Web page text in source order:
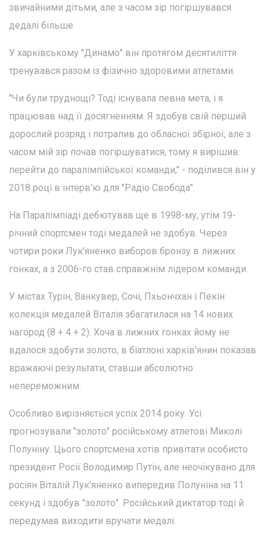
звичайними дітьми, але з часом зір погіршувався
дедалі більше.
У харківському "Динамо" він протягом десятиліття
тренувався разом із фізично здоровими атлетами.
"Чи були труднощі? Тоді існувала певна мета, і я
працював над її досягненням. Я здобув свій перший
дорослий розряд і потрапив до обласної збірної, але з
часом мій зір почав погіршуватися, тому я вирішив
перейти до паралімпійської команди," - поділився він у
2018 році в інтерв'ю для "Радіо Свобода".
На Паралімпіаді дебютував ще в 1998-му, утім 19-
річний спортсмен тоді медалей не здобув. Через
чотири роки Лук'яненко виборов бронзу в лижних
гонках, а з 2006-го став справжнім лідером команди.
У містах Турін, Ванкувер, Сочі, Пхьончхан і Пекін
колекція медалей Віталія збагатилася на 14 нових
нагород (8 + 4 + 2). Хоча в лижних гонках йому не
вдалося здобути золото, в біатлоні харків'янин показав
вражаючі результати, ставши абсолютно
непереможним.
Особливо вирізняється успіх 2014 року. Усі
прогнозували "золото" російському атлетові Миколі
Полуніну. Цього спортсмена хотів привітати особисто
президент Росії Володимир Путін, але неочікувано для
росіян Віталій Лук'яненко випередив Полуніна на 11
секунд і здобув "золото". Російський диктатор тоді й
передумав виходити вручати медалі.